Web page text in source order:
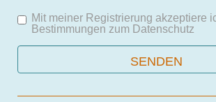
Mit meiner Registrierung akzeptiere
Bestimmungen zum Datenschutz